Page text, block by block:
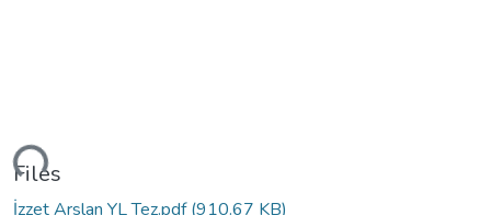
Files
İzzet Arslan YL Tez.pdf(910.67 KB)